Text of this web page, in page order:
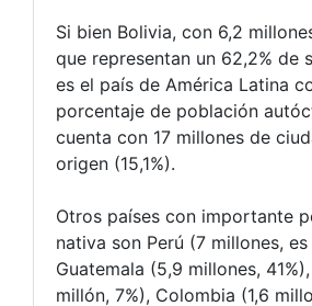
Si bien Bolivia, con 6,2
que representan un 62,2% de
es el país de América Latina
porcentaje de población
cuenta con 17 millones de
origen (15,1%).
Otros países con importante
nativa son Perú (7 millones,
Guatemala (5,9 millones,
millón, 7%), Colombia (1,6